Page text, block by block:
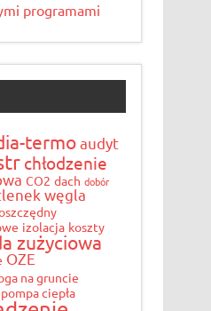
programami
termo audyt
chłodzenie
CO2 dach dobór
węgla
izolacja koszty
zużyciowa
OZE
na gruncie
pompa ciepła